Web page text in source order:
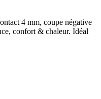
4 mm, coupe négative
confort & chaleur. Idéal